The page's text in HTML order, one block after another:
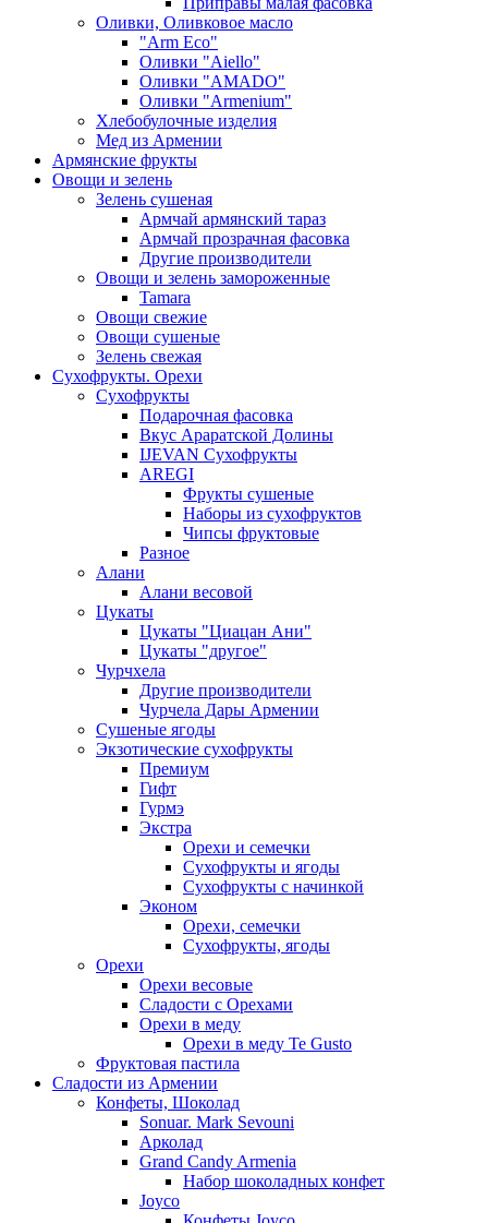
Оливки, Оливковое масло
"Arm Eco"
Оливки "Aiello"
Оливки "AMADO"
Оливки "Armenium"
Хлебобулочные изделия
Мед из Армении
Армянские фрукты
Овощи и зелень
Зелень сушеная
Армчай армянский тараз
Армчай прозрачная фасовка
Другие производители
Овощи и зелень замороженные
Tamara
Овощи свежие
Овощи сушеные
Зелень свежая
Сухофрукты. Орехи
Сухофрукты
Подарочная фасовка
Вкус Араратской Долины
IJEVAN Сухофрукты
AREGI
Фрукты сушеные
Наборы из сухофруктов
Чипсы фруктовые
Разное
Алани
Алани весовой
Цукаты
Цукаты "Циацан Ани"
Цукаты "другое"
Чурчхела
Другие производители
Чурчела Дары Армении
Сушеные ягоды
Экзотические сухофрукты
Премиум
Гифт
Гурмэ
Экстра
Орехи и семечки
Сухофрукты и ягоды
Сухофрукты с начинкой
Эконом
Орехи, семечки
Сухофрукты, ягоды
Орехи
Орехи весовые
Сладости с Орехами
Орехи в меду
Орехи в меду Te Gusto
Фруктовая пастила
Сладости из Армении
Конфеты, Шоколад
Sonuar. Mark Sevouni
Арколад
Grand Candy Armenia
Набор шоколадных конфет
Joyco